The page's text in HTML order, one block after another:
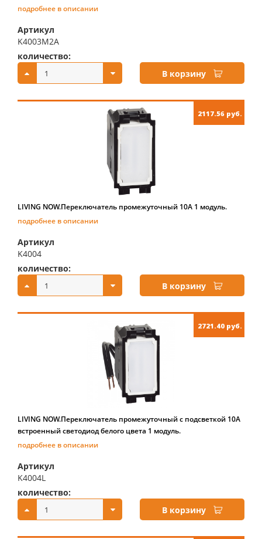
подробнее в описании
Артикул
K4003M2A
количество:
В корзину
2117.56 руб.
LIVING NOW.Переключатель промежуточный 10А 1 модуль.
подробнее в описании
Артикул
K4004
количество:
В корзину
2721.40 руб.
LIVING NOW.Переключатель промежуточный с подсветкой 10А
встроенный светодиод белого цвета 1 модуль.
подробнее в описании
Артикул
K4004L
количество:
В корзину